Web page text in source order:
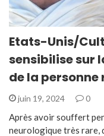
Etats-Unis/
sensibilise sur
de la personne
juin 19, 2024 0
Après avoir souffert
neurologique très rare,